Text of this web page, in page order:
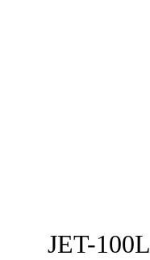
پمپ یک اسب جتی JET-100L